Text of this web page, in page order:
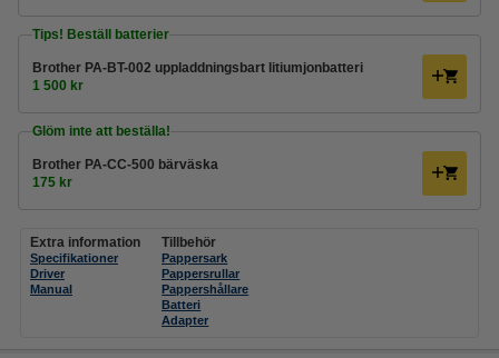
Tips! Beställ batterier
Brother PA-BT-002 uppladdningsbart litiumjonbatteri
1 500 kr
Glöm inte att beställa!
Brother PA-CC-500 bärväska
175 kr
Extra information
Specifikationer
Driver
Manual
Tillbehör
Pappersark
Pappersrullar
Pappershållare
Batteri
Adapter